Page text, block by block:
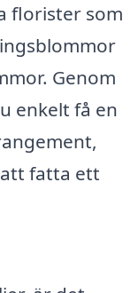
florister som
Genom
enkelt få en
fatta ett